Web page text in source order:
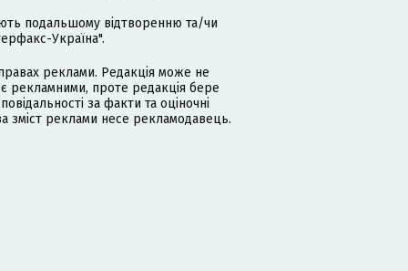
подальшому відтворенню та/чи
Україна".
реклами. Редакція може не
рекламними, проте редакція бере
за факти та оціночні
зміст реклами несе рекламодавець.